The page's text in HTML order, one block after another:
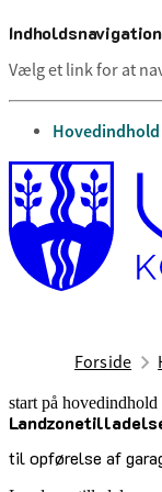
Indholdsnavigation
Vælg et link for at
gå til
Hovedindhold
Forside
start på hovedindhold
til opførelse af
senest opdateret 9.